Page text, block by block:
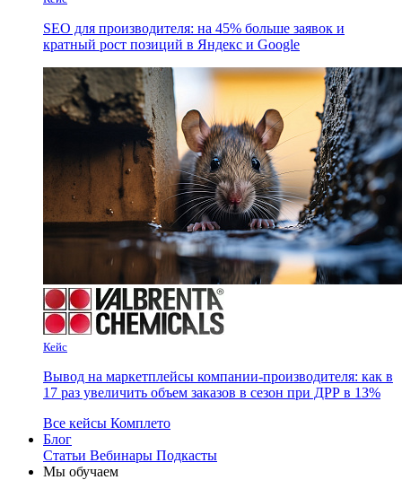
SEO для производителя: на 45% больше заявок и
кратный рост позиций в Яндекс и Google
Кейс
Вывод на маркетплейсы компании-производителя: как в
17 раз увеличить объем заказов в сезон при ДРР в 13%
Все кейсы Комплето
Блог
Статьи Вебинары Подкасты
Мы обучаем